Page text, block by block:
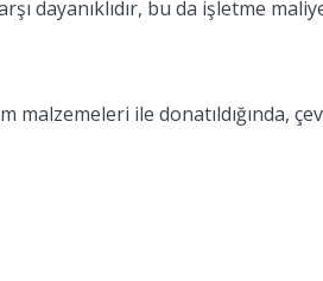
dayanıklıdır, bu da işletme
ile donatıldığında,